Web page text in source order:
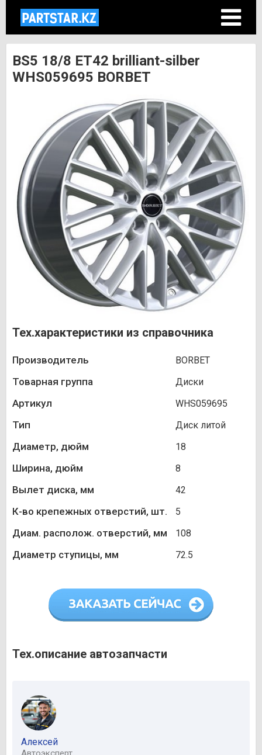
BS5 18/8 ET42 brilliant-silber
WHS059695 BORBET
Тех.характеристики из справочника
Производитель BORBET
Товарная группа Диски
Артикул WHS059695
Тип Диск литой
Диаметр, дюйм 18
Ширина, дюйм 8
Вылет диска, мм 42
К-во крепежных отверстий, шт. 5
Диам. располож. отверстий, мм 108
Диаметр ступицы, мм 72.5
Тех.описание автозапчасти
Алексей